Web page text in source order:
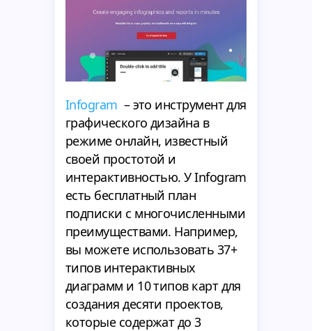
Infogram – это инструмент для
графического дизайна в
режиме онлайн, известный
своей простотой и
интерактивностью. У Infogram
есть бесплатный план
подписки с многочисленными
преимуществами. Например,
вы можете использовать 37+
типов интерактивных
диаграмм и 10 типов карт для
создания десяти проектов,
которые содержат до 3